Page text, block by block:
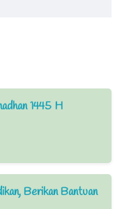
1445 H
Berikan Bantuan